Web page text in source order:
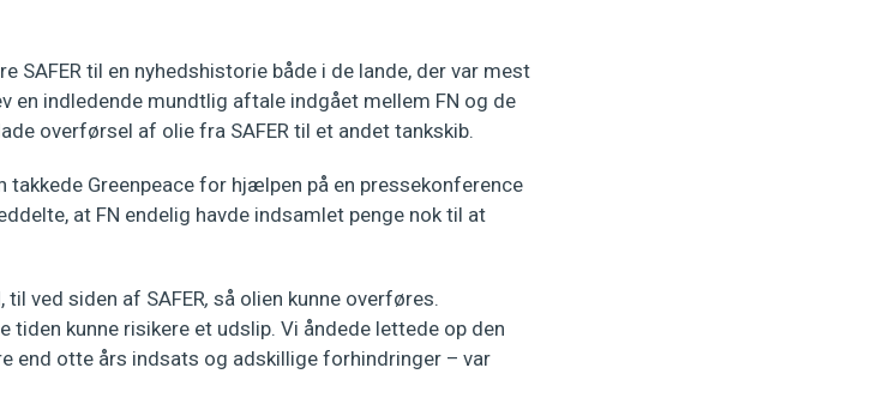
SAFER til en nyhedshistorie både i de lande, der var mest
en indledende mundtlig aftale indgået mellem FN og de
overførsel af olie fra SAFER til et andet tankskib.
takkede Greenpeace for hjælpen på en pressekonference
at FN endelig havde indsamlet penge nok til at
til ved siden af SAFER, så olien kunne overføres.
tiden kunne risikere et udslip. Vi åndede lettede op den
end otte års indsats og adskillige forhindringer – var